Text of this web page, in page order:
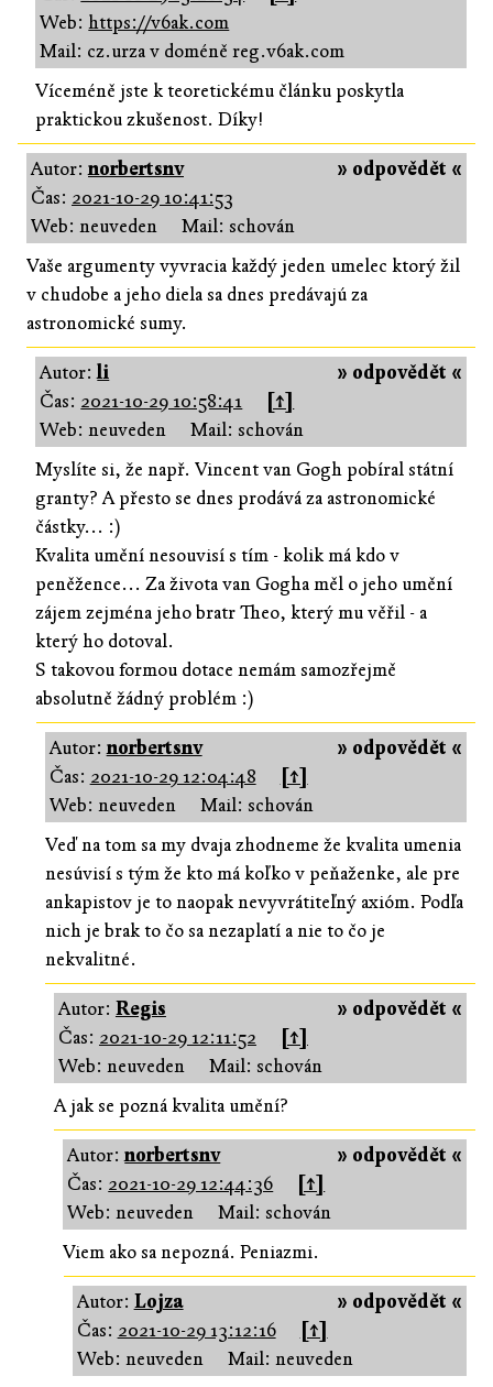
Web:https://v6ak.com
Mail: cz.urza v doméně reg.v6ak.com
Víceméně jste k teoretickému článku poskytla
praktickou zkušenost. Díky!
» odpovědět «
Autor:norbertsnv
Čas: 2021-10-29 10:41:53
Web: neuveden
Mail: schován
Vaše argumenty vyvracia každý jeden umelec ktorý žil
v chudobe a jeho diela sa dnes predávajú za
astronomické sumy.
» odpovědět «
Autor:li
Čas: 2021-10-29 10:58:41
[↑]
Web: neuveden
Mail: schován
Myslíte si, že např. Vincent van Gogh pobíral státní
granty? A přesto se dnes prodává za astronomické
částky... :)
Kvalita umění nesouvisí s tím - kolik má kdo v
peněžence... Za života van Gogha měl o jeho umění
zájem zejména jeho bratr Theo, který mu věřil - a
který ho dotoval.
S takovou formou dotace nemám samozřejmě
absolutně žádný problém :)
» odpovědět «
Autor:norbertsnv
Čas: 2021-10-29 12:04:48
[↑]
Web: neuveden
Mail: schován
Veď na tom sa my dvaja zhodneme že kvalita umenia
nesúvisí s tým že kto má koľko v peňaženke, ale pre
ankapistov je to naopak nevyvrátiteľný axióm. Podľa
nich je brak to čo sa nezaplatí a nie to čo je
nekvalitné.
» odpovědět «
Autor: Regis
Čas: 2021-10-29 12:11:52
[↑]
Web: neuveden
Mail: schován
A jak se pozná kvalita umění?
» odpovědět «
Autor:norbertsnv
Čas: 2021-10-29 12:44:36
[↑]
Web: neuveden
Mail: schován
Viem ako sa nepozná. Peniazmi.
» odpovědět «
Autor: Lojza
Čas: 2021-10-29 13:12:16
[↑]
Web: neuveden
Mail: neuveden